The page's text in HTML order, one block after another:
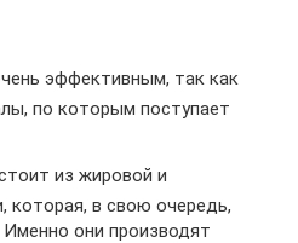
эффективным, так как
по которым поступает
из жировой и
которая, в свою очередь,
Именно они производят